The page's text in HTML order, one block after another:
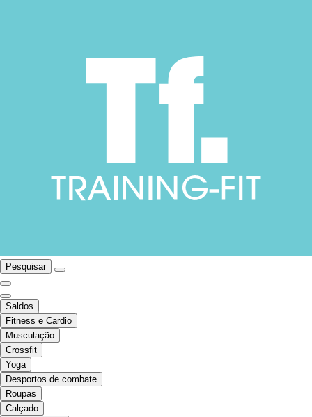
Pesquisar
Saldos
Fitness e Cardio
Musculação
Crossfit
Yoga
Desportos de combate
Roupas
Calçado